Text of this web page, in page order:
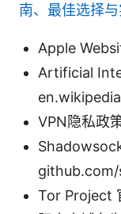
南、最佳选择
Apple
Artificial
VPN隐私政
Tor Project